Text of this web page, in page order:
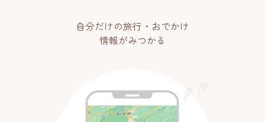
自分だけの旅行・おでかけ
情報がみつかる